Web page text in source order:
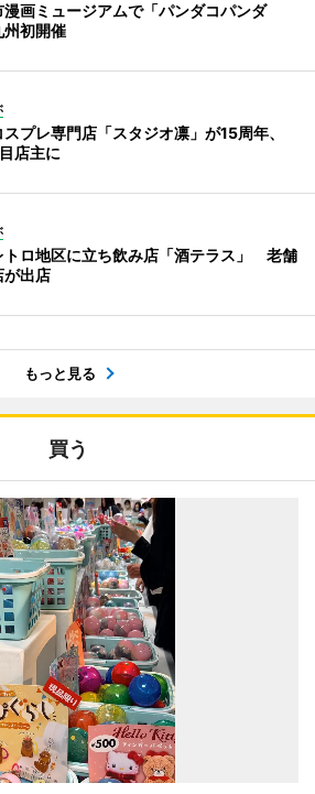
漫画ミュージアムで「パンダコパンダ
初開催
プレ専門店「スタジオ凛」が15周年、
店主に
トロ地区に立ち飲み店「酒テラス」 老舗
が出店
もっと見る
買う